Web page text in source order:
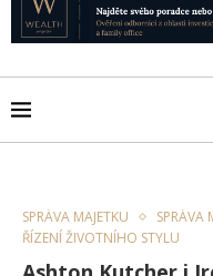
SPRÁVA MAJETKU SPRÁVA
ŘÍZENÍ ŽIVOTNÍHO STYLU